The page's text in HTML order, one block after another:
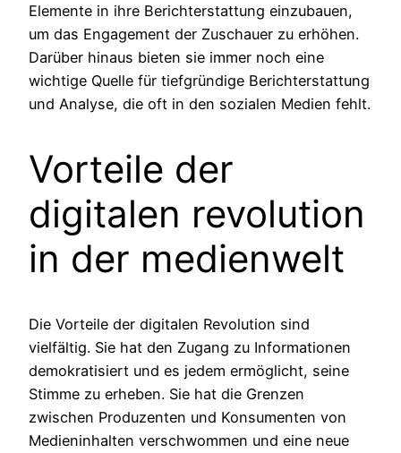
Elemente in ihre Berichterstattung einzubauen,
um das Engagement der Zuschauer zu erhöhen.
Darüber hinaus bieten sie immer noch eine
wichtige Quelle für tiefgründige Berichterstattung
und Analyse, die oft in den sozialen Medien fehlt.
Vorteile der
digitalen revolution
in der medienwelt
Die Vorteile der digitalen Revolution sind
vielfältig. Sie hat den Zugang zu Informationen
demokratisiert und es jedem ermöglicht, seine
Stimme zu erheben. Sie hat die Grenzen
zwischen Produzenten und Konsumenten von
Medieninhalten verschwommen und eine neue